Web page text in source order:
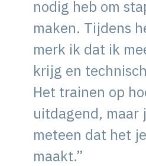
nodig heb om
maken. Tijdens
merk ik dat ik
krijg en
Het trainen op
uitdagend, maar
meteen dat het
maakt.”